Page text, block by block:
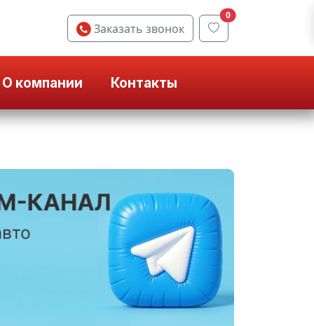
Заказать звонок
0
О компании Контакты